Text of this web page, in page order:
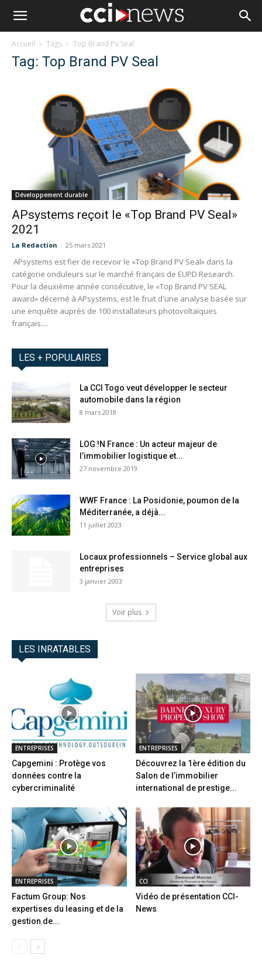
Accueil Tags Top Brand PV Seal
Tag: Top Brand PV Seal
Développement durable
APsystems reçoit le «Top Brand PV Seal»
2021
La Redaction - 25 mars 2021
APsystems est fier de recevoir le «Top Brand PV Seal» dans la
catégorie onduleurs sur le marché français de EUPD Research.
Pour la deuxième année consécutive, le «Top Brand PV SEAL
award» décerné à APsystems, est le fruit d'une analyse basée sur
une enquête auprès de 100 installateurs photovoltaïques
français....
LES + POPULAIRES
La CCI Togo veut développer le secteur
automobile dans la région
8 mars 2018
LOG !N France : Un acteur majeur de
l’immobilier logistique et...
27 novembre 2019
WWF France : La Posidonie, poumon de la
Méditerranée, a déjà...
11 juillet 2023
Locaux professionnels – Service global aux
entreprises
3 janvier 2003
Voir plus
LES INRATABLES
ENTREPRISES
Capgemini : Protège vos
données contre la
cybercriminalité
ENTREPRISES
Découvrez la 1ère édition du
Salon de l’immobilier
international de prestige...
ENTREPRISES
Factum Group: Nos
expertises du leasing et de la
gestion de...
CCI
Vidéo de présentation CCI-
News